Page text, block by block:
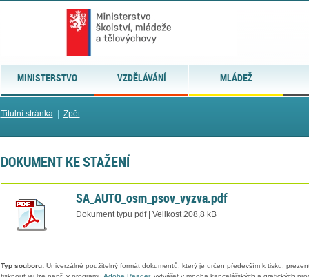
MINISTERSTVO VZDĚLÁVÁNÍ MLÁDEŽ
Titulní stránka| Zpět
DOKUMENT KE STAŽENÍ
SA_AUTO_osm_psov_vyzva.pdf
Dokument typu pdf | Velikost 208,8 kB
Typ souboru:Univerzálně použitelný formát dokumentů, který je určen především k tisku,